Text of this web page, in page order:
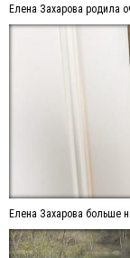
Елена Захарова родила
Елена Захарова больше